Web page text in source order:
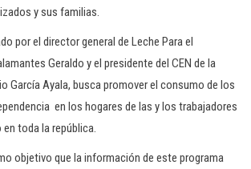
y sus familias.
por el director general de Leche Para el
Geraldo y el presidente del CEN de la
García Ayala, busca promover el consumo de los
en los hogares de las y los trabajadores
toda la república.
objetivo que la información de este programa